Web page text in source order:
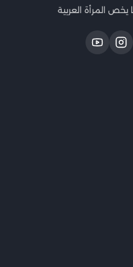
المرأة العربية